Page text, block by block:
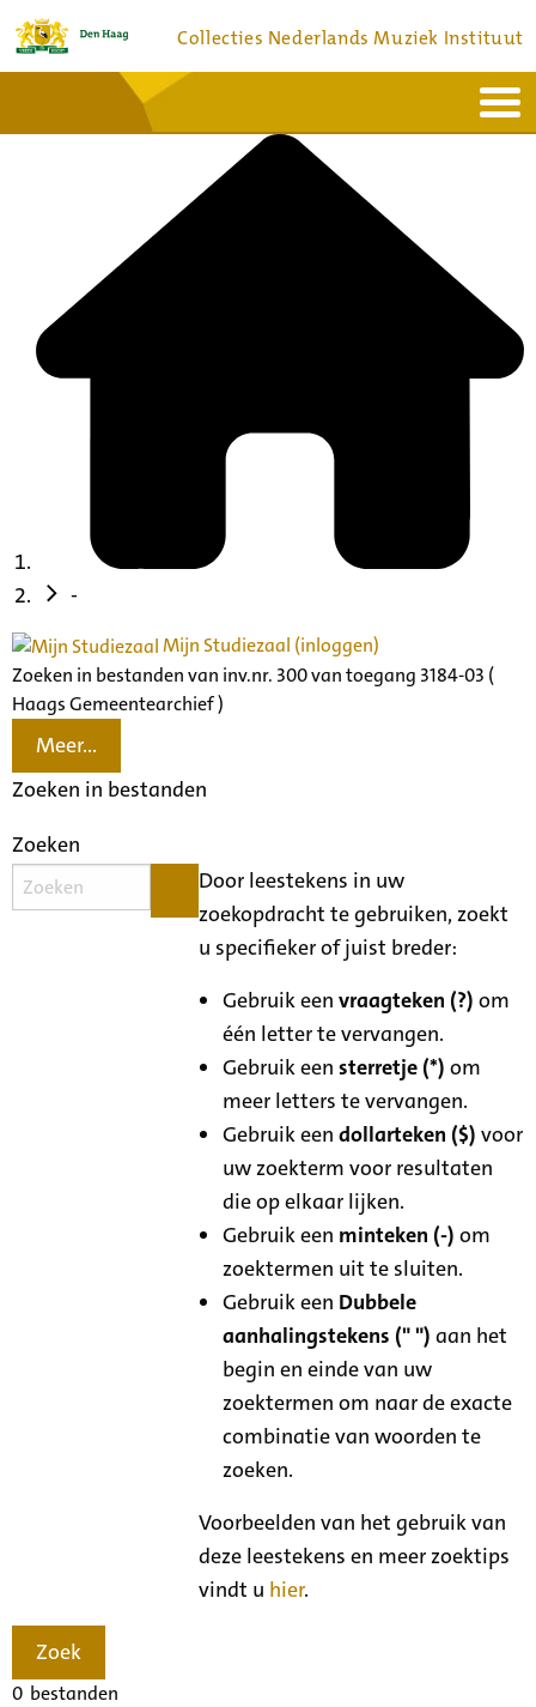
Collecties Nederlands Muziek Instituut
Bronnen en collecties
-
Mijn Studiezaal (inloggen)
Zoeken in bestanden van inv.nr. 300 van toegang 3184-03 (
Haags Gemeentearchief )
Meer...
Zoeken in bestanden
Zoeken
Door leestekens in uw
zoekopdracht te gebruiken, zoekt
u specifieker of juist breder:
Gebruik eenvraagteken (?) om
één letter te vervangen.
Gebruik eensterretje (*) om
meer letters te vervangen.
Gebruik eendollarteken ($) voor
uw zoekterm voor resultaten
die op elkaar lijken.
Gebruik een minteken (-) om
zoektermen uit te sluiten.
Gebruik een Dubbele
aanhalingstekens (" ") aan het
begin en einde van uw
zoektermen om naar de exacte
combinatie van woorden te
zoeken.
Voorbeelden van het gebruik van
deze leestekens en meer zoektips
vindt u hier.
Zoek
0 bestanden